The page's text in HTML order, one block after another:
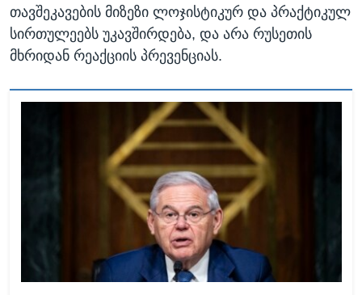
თავშეკავების მიზეზი ლოჯისტიკურ და პრაქტიკულ
სირთულეებს უკავშირდება, და არა რუსეთის
მხრიდან რეაქციის პრევენციას.